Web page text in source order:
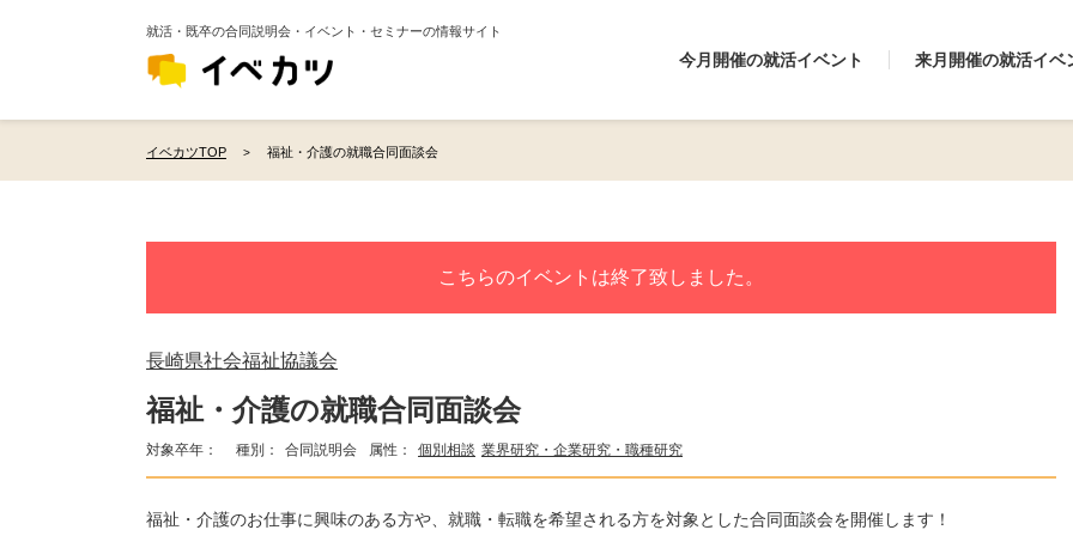
就活・既卒の合同説明会・イベント・セミナーの情報サイト
今月開催の就活イベント 来月開催の就活イベ
イベカツTOP 福祉・介護の就職合同面談会
こちらのイベントは終了致しました。
長崎県社会福祉協議会
福祉・介護の就職合同面談会
対象卒年： 種別： 合同説明会 属性： 個別相談 業界研究・企業研究・職種研究
福祉・介護のお仕事に興味のある方や、就職・転職を希望される方を対象とした合同面談会を開催します！